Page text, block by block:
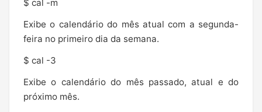
$ cal -m
Exibe o calendário do mês atual com a segunda-
feira no primeiro dia da semana.
$ cal -3
Exibe o calendário do mês passado, atual e do
próximo mês.